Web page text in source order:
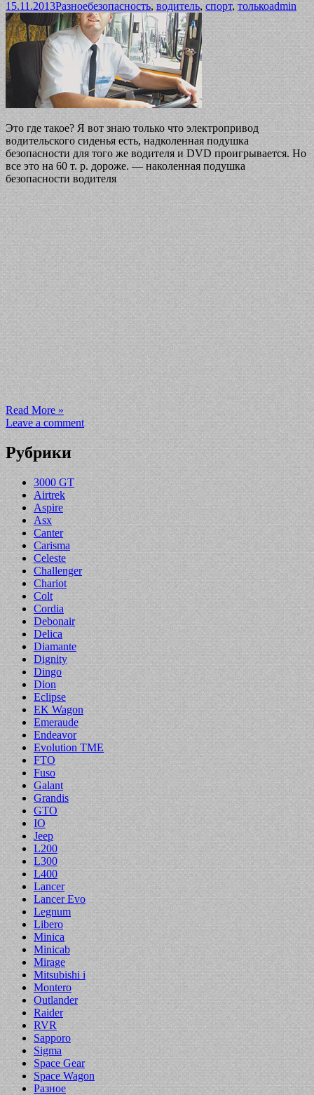
15.11.2013Разноебезопасность, водитель,спорт,толькоadmin
Это где такое? Я вот знаю только что электропривод
водительского сиденья есть, надколенная подушка
безопасности для того же водителя и DVD проигрывается. Но
все это на 60 т. р. дороже. — наколенная подушка
безопасности водителя
Read More »
Leave a comment
Рубрики
3000 GT
Airtrek
Aspire
Asx
Canter
Carisma
Celeste
Challenger
Chariot
Colt
Cordia
Debonair
Delica
Diamante
Dignity
Dingo
Dion
Eclipse
EK Wagon
Emeraude
Endeavor
Evolution TME
FTO
Fuso
Galant
Grandis
GTO
IO
Jeep
L200
L300
L400
Lancer
Lancer Evo
Legnum
Libero
Minica
Minicab
Mirage
Mitsubishi i
Montero
Outlander
Raider
RVR
Sapporo
Sigma
Space Gear
Space Wagon
Разное